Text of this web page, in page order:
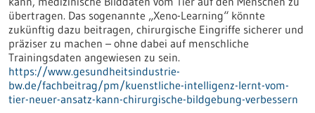
übertragen. Das sogenannte „Xeno-Learning“ könnte
zukünftig dazu beitragen, chirurgische Eingriffe sicherer und
präziser zu machen – ohne dabei auf menschliche
Trainingsdaten angewiesen zu sein.
https://www.gesundheitsindustrie-
bw.de/fachbeitrag/pm/kuenstliche-intelligenz-lernt-vom-
tier-neuer-ansatz-kann-chirurgische-bildgebung-verbessern